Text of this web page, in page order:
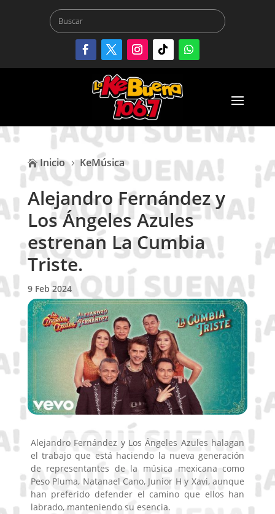
 Inicio 5 KeMúsica
Alejandro Fernández y
Los Ángeles Azules
estrenan La Cumbia
Triste.
9 Feb 2024
Alejandro Fernández y Los Ángeles Azules halagan
el trabajo que está haciendo la nueva generación
de representantes de la música mexicana como
Peso Pluma, Natanael Cano, Junior H y Xavi, aunque
han preferido defender el camino que ellos han
labrado, manteniendo su esencia.